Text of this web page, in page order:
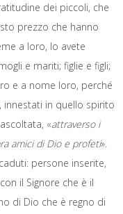
dei piccoli, che
prezzo che hanno
a loro, lo avete
e mariti; figlie e figli;
e a nome loro, perché
in quello spirito
«attraverso i
amici di Dio e profeti».
persone inserite,
il Signore che è il
di Dio che è regno di